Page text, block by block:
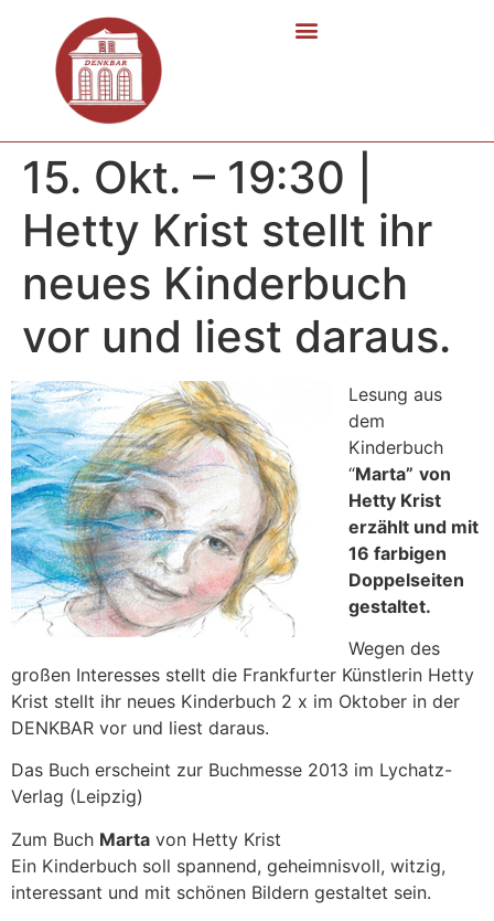
15. Okt. – 19:30 |
Hetty Krist stellt ihr
neues Kinderbuch
vor und liest daraus.
Lesung aus
dem
Kinderbuch
“Marta” von
Hetty Krist
erzählt und mit
16 farbigen
Doppelseiten
gestaltet.
Wegen des
großen Interesses stellt die Frankfurter Künstlerin Hetty
Krist stellt ihr neues Kinderbuch 2 x im Oktober in der
DENKBAR vor und liest daraus.
Das Buch erscheint zur Buchmesse 2013 im Lychatz-
Verlag (Leipzig)
Zum Buch Marta von Hetty Krist
Ein Kinderbuch soll spannend, geheimnisvoll, witzig,
interessant und mit schönen Bildern gestaltet sein.